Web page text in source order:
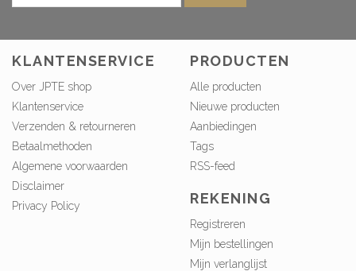
KLANTENSERVICE
Over JPTE shop
Klantenservice
Verzenden & retourneren
Betaalmethoden
Algemene voorwaarden
Disclaimer
Privacy Policy
PRODUCTEN
Alle producten
Nieuwe producten
Aanbiedingen
Tags
RSS-feed
REKENING
Registreren
Mijn bestellingen
Mijn verlanglijst